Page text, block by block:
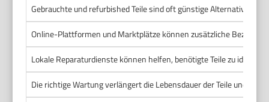
Gebrauchte und refurbished Teile sind oft günstige Alternativen
Online-Plattformen und Marktplätze können zusätzliche
Lokale Reparaturdienste können helfen, benötigte Teile zu
Die richtige Wartung verlängert die Lebensdauer der Teile und